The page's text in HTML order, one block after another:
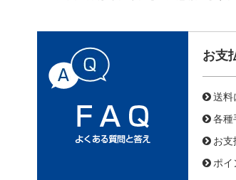
お支
送料
各種
お支
ポイ